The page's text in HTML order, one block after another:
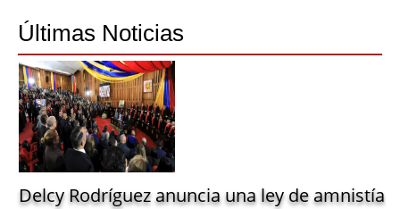
Últimas Noticias
Delcy Rodríguez anuncia una ley de amnistía